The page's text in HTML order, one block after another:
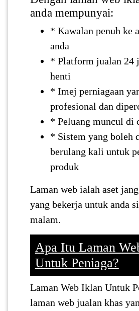
anda mempunyai:
* Kawalan penuh ke
anda
* Platform jualan 24
henti
* Imej perniagaan
profesional dan
* Peluang muncul di
* Sistem yang boleh
berulang kali untuk
produk
Laman web ialah aset
yang bekerja untuk anda
malam.
Apa Itu Laman
Untuk Peniaga?
Laman Web Iklan Untuk
laman web jualan khas
LUMPUR(16)
PUTRAJAYA(9)
LABUAN(2)
MALAYSIA(82)
INDONESIA(1)
BRUNEI(0)